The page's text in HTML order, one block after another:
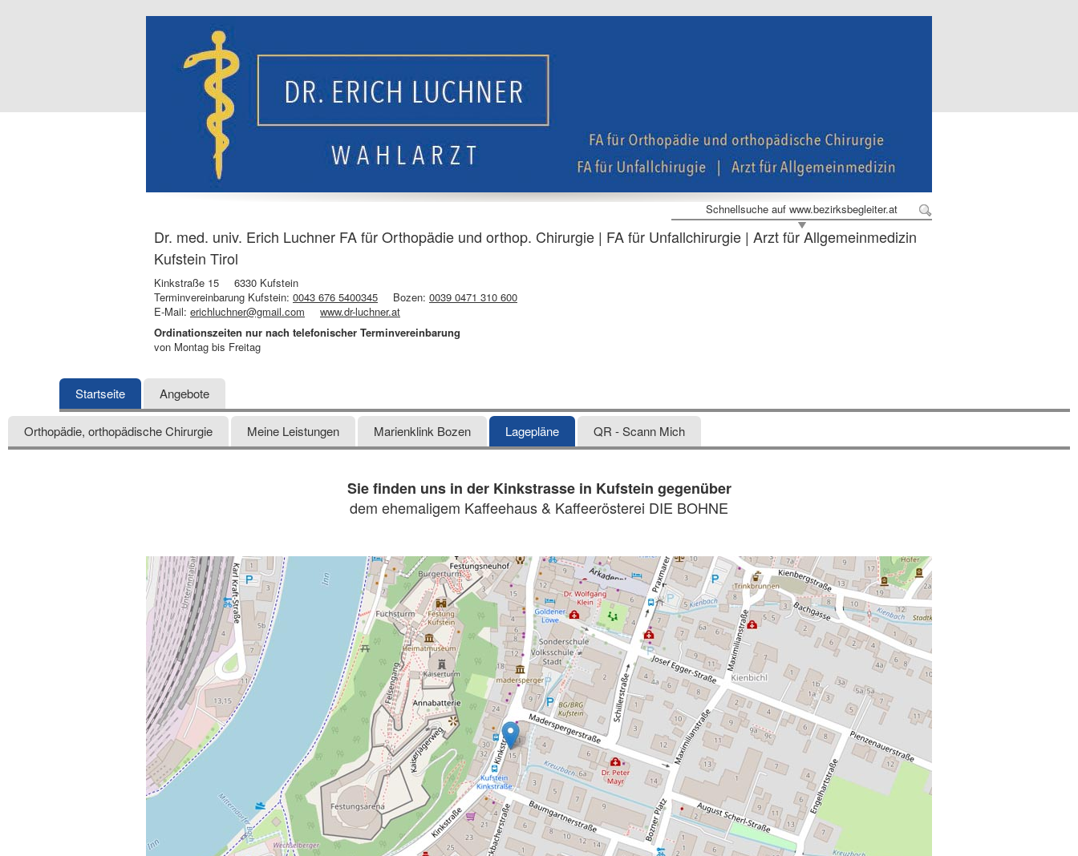
Schnellsuche auf www.bezirksbegleiter.at
Dr. med. univ. Erich Luchner FA für Orthopädie und orthop. Chirurgie | FA für Unfallchirurgie | Arzt für Allgemeinmedizin
Kufstein Tirol
Kinkstraße 15
6330 Kufstein
Terminvereinbarung Kufstein: 0043 676 5400345 Bozen: 0039 0471 310 600
E-Mail: erichluchner@gmail.com
www.dr-luchner.at
Ordinationszeiten nur nach telefonischer Terminvereinbarung
von Montag bis Freitag
Startseite Angebote
Orthopädie, orthopädische Chirurgie Meine Leistungen Marienklink Bozen Lagepläne QR - Scann Mich
Sie finden uns in der Kinkstrasse in Kufstein gegenüber
dem ehemaligem Kaffeehaus & Kaffeerösterei DIE BOHNE